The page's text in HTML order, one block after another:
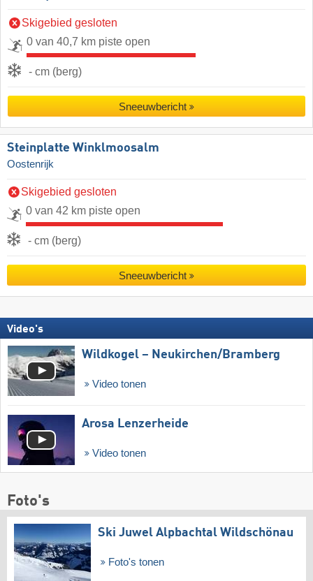
Skigebied gesloten
0 van 40,7 km piste open
- cm (berg)
Sneeuwbericht
Steinplatte Winklmoosalm
Oostenrijk
Skigebied gesloten
0 van 42 km piste open
- cm (berg)
Sneeuwbericht
Video's
Wildkogel – Neukirchen/​Bramberg
Video tonen
Arosa Lenzerheide
Video tonen
Foto's
Ski Juwel Alpbachtal Wildschönau
Foto's tonen